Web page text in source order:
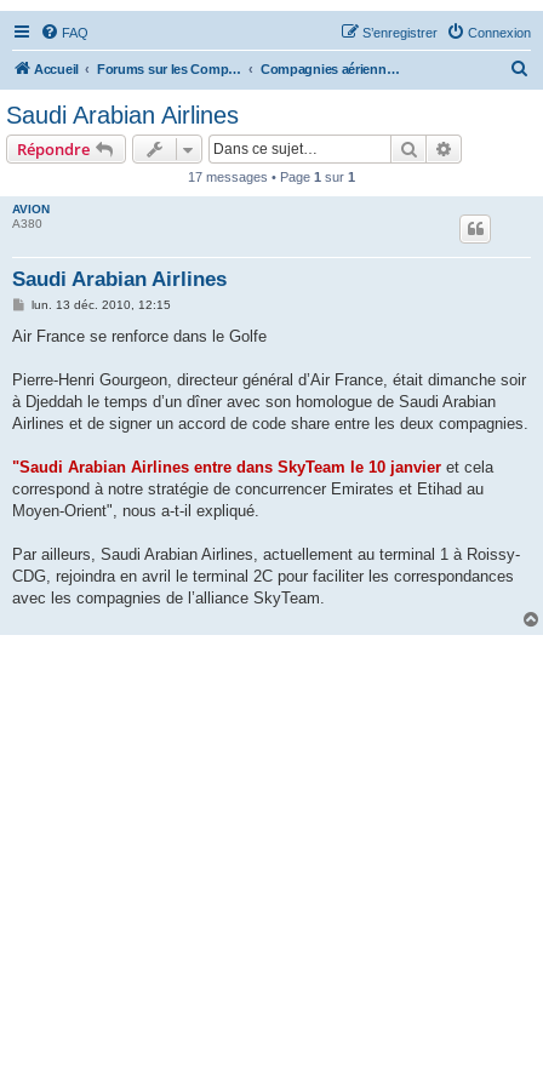
FAQ Connexion
S’enregistrer
Accueil Forums sur les Compagnies Aériennes Compagnies aériennes d'Afrique et du Moyen Orient
Saudi Arabian Airlines
Répondre Rechercher
17 messages • Page 1 sur 1
AVION
A380
Saudi Arabian Airlines
M
s
g
lun. 13 déc. 2010, 12:15
Air France se renforce dans le Golfe
Pierre-Henri Gourgeon, directeur général d’Air France, était dimanche soir
à Djeddah le temps d’un dîner avec son homologue de Saudi Arabian
Airlines et de signer un accord de code share entre les deux compagnies.
"Saudi Arabian Airlines entre dans SkyTeam le 10 janvier et cela
correspond à notre stratégie de concurrencer Emirates et Etihad au
Moyen-Orient", nous a-t-il expliqué.
Par ailleurs, Saudi Arabian Airlines, actuellement au terminal 1 à Roissy-
CDG, rejoindra en avril le terminal 2C pour faciliter les correspondances
avec les compagnies de l’alliance SkyTeam.